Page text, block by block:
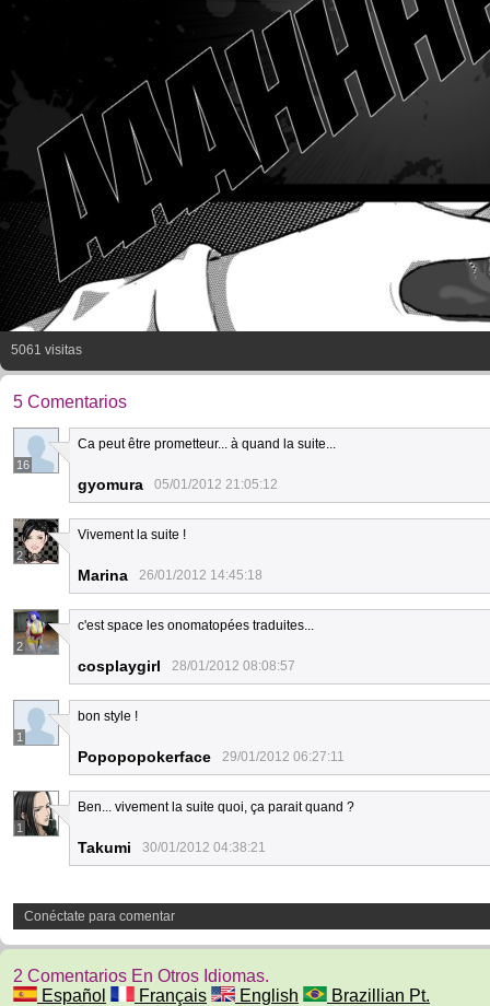
5061 visitas
5 Comentarios
16
Ca peut être prometteur... à quand la suite...
gyomura 05/01/2012 21:05:12
2
Vivement la suite !
Marina 26/01/2012 14:45:18
2
c'est space les onomatopées traduites...
cosplaygirl 28/01/2012 08:08:57
1
bon style !
Popopopokerface 29/01/2012 06:27:11
1
Ben... vivement la suite quoi, ça parait quand ?
Takumi 30/01/2012 04:38:21
Conéctate para comentar
2 Comentarios En Otros Idiomas.
Español
Français English Brazillian Pt.